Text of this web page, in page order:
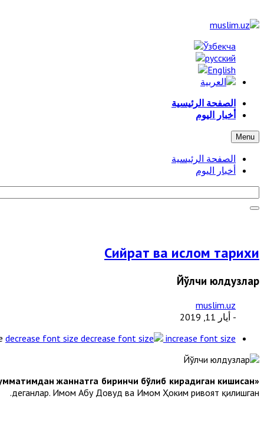
الصفحة الرئيسية
أخبار اليوم
Menu
الصفحة الرئيسية
أخبار اليوم
Сийрат ва ислом тарихи
Йўлчи юлдузлар
muslim.uz
- أيار 11, 2019
decrease font size increase font size
жаннатга биринчи бўлиб кирадиган кишисан»
деганлар. Имом Абу Довуд ва Имом Ҳоким ривоят қилишган.